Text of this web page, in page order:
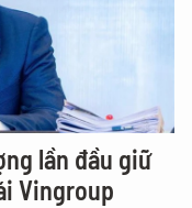
lần đầu giữ
Vingroup